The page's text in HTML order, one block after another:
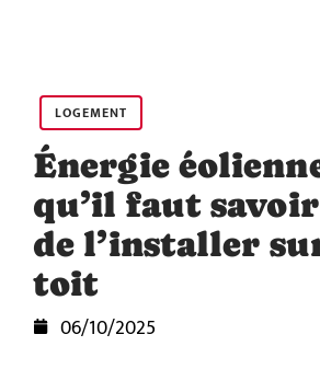
LOGEMENT
Énergie
qu’il faut
de l’installer
toit
06/10/2025